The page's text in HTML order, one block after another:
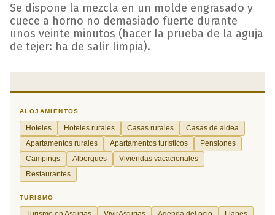
Se dispone la mezcla en un molde engrasado y
cuece a horno no demasiado fuerte durante
unos veinte minutos (hacer la prueba de la aguja
de tejer: ha de salir limpia).